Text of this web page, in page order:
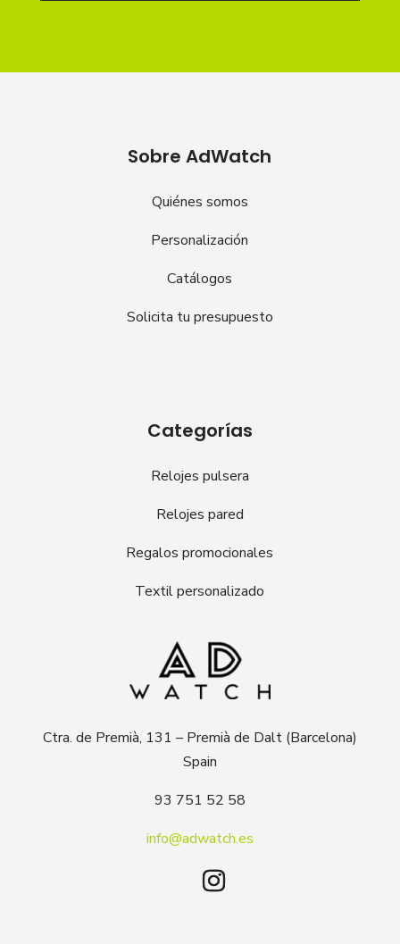
Sobre AdWatch
Quiénes somos
Personalización
Catálogos
Solicita tu presupuesto
Categorías
Relojes pulsera
Relojes pared
Regalos promocionales
Textil personalizado
Ctra. de Premià, 131 – Premià de Dalt (Barcelona)
Spain
93 751 52 58
info@adwatch.es